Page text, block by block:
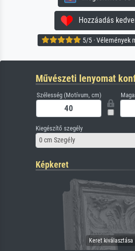
Hozzáadás
5/5 · Vélemények
Művészeti lenyomat
Szélesség (Motívum, cm)
Kiegészítő szegély
0 cm Szegély
Képkeret